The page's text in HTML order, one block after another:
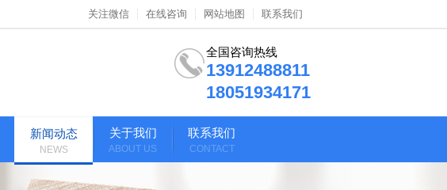
关注微信 在线咨询 网站地图 联系我们
全国咨询热线
13912488811
18051934171
新闻动态
NEWS
关于我们
ABOUT US
联系我们
CONTACT